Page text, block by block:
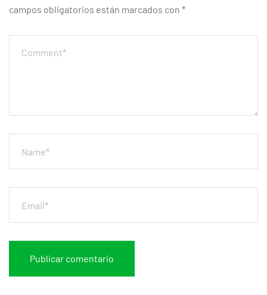
campos obligatorios están marcados con *